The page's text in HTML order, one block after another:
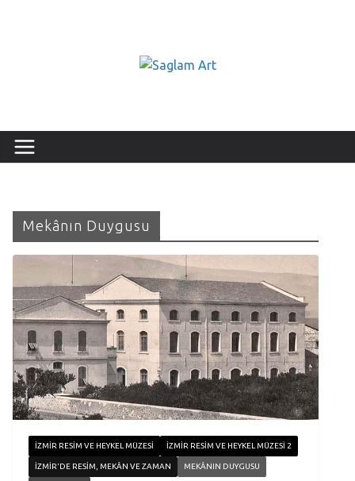
Mekânın Duygusu
İZMIR RESIM VE HEYKEL MÜZESI İZMIR RESIM VE HEYKEL MÜZESI 2
İZMIR'DE RESIM, MEKÂN VE ZAMAN MEKÂNIN DUYGUSU